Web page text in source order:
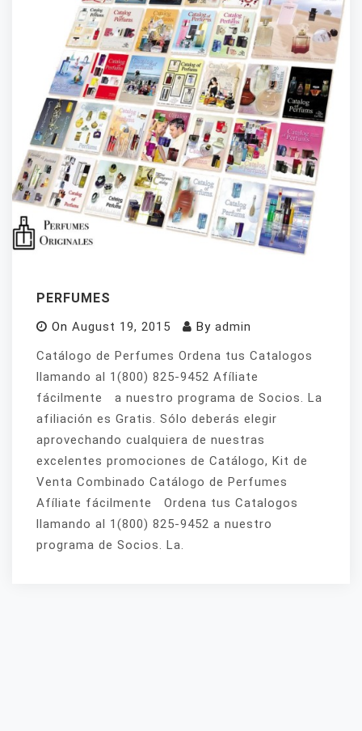
PERFUMES
On August 19, 2015 By admin
Catálogo de Perfumes Ordena tus Catalogos
llamando al 1(800) 825-9452 Afíliate
fácilmente a nuestro programa de Socios. La
afiliación es Gratis. Sólo deberás elegir
aprovechando cualquiera de nuestras
excelentes promociones de Catálogo, Kit de
Venta Combinado Catálogo de Perfumes
Afíliate fácilmente Ordena tus Catalogos
llamando al 1(800) 825-9452 a nuestro
programa de Socios. La.